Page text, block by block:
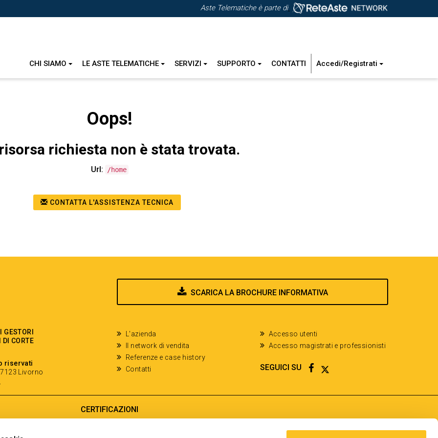
Aste Telematiche è parte di
CHI SIAMO LE ASTE TELEMATICHE SERVIZI SUPPORTO CONTATTI Accedi/Registrati
Oops!
richiesta non è stata trovata.
Url: /home
CONTATTA L'ASSISTENZA TECNICA
SCARICA LA BROCHURE INFORMATIVA
DI CORTE
riservati
Livorno
L'azienda
Il network di vendita
Referenze e case history
Contatti
Accesso utenti
Accesso magistrati e professionisti
SEGUICI SU FACEBOOK
TWITTER
CERTIFICAZIONI